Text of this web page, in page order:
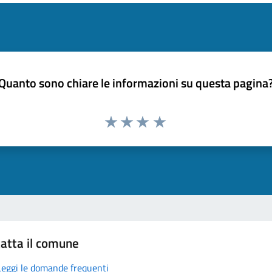
sono chiare le informazioni su questa
il comune
le domande frequenti